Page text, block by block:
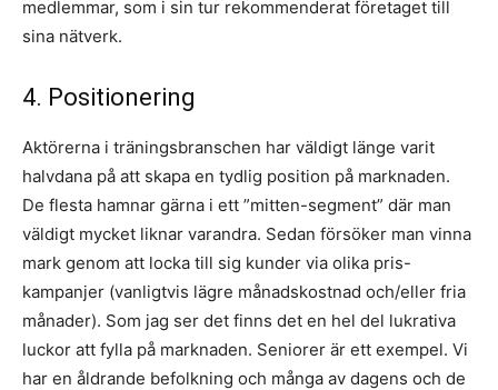
medlemmar, som i sin tur rekommenderat företaget till
sina nätverk.
4. Positionering
Aktörerna i träningsbranschen har väldigt länge varit
halvdana på att skapa en tydlig position på marknaden.
De flesta hamnar gärna i ett ”mitten-segment” där man
väldigt mycket liknar varandra. Sedan försöker man vinna
mark genom att locka till sig kunder via olika pris-
kampanjer (vanligtvis lägre månadskostnad och/eller fria
månader). Som jag ser det finns det en hel del lukrativa
luckor att fylla på marknaden. Seniorer är ett exempel. Vi
har en åldrande befolkning och många av dagens och de